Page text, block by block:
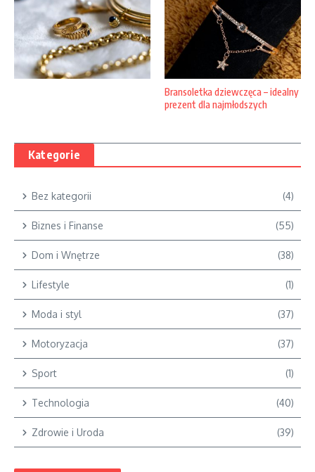
Bransoletka dziewczęca – idealny
prezent dla najmłodszych
Kategorie
Bez kategorii (4)
Biznes i Finanse (55)
Dom i Wnętrze (38)
Lifestyle (1)
Moda i styl (37)
Motoryzacja (37)
Sport (1)
Technologia (40)
Zdrowie i Uroda (39)